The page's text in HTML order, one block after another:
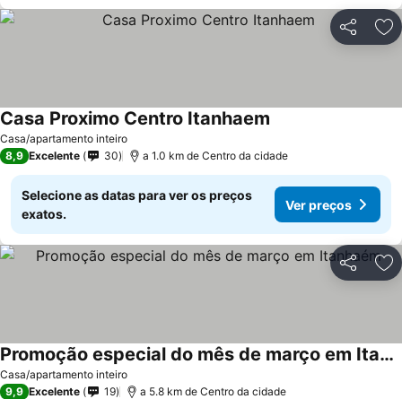
Partilhar
Casa/apartamento inteiro
Casa Proximo Centro Itanhaem
8,9 Excelente 30 a 1.0 km de Centro da cidade
Selecione as datas para ver os preços
exatos.
Ver preços
Partilhar
Casa/apartamento inteiro
Promoção especial do mês de março em Itanhaém
Ver preços
9,9 Excelente 19 a 5.8 km de Centro da cidade